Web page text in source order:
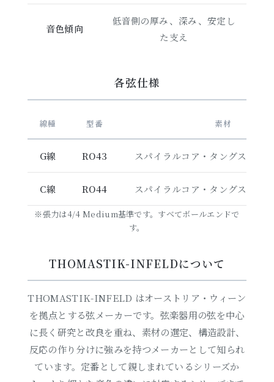
音色傾向
低音側の厚み、深み、安定し
た支え
各弦仕様
線種 型番 素材
G線 RO43 スパイラルコア・タングステン
C線 RO44 スパイラルコア・タングステン
※張力は4/4 Medium基準です。すべてボールエンドで
す。
THOMASTIK-INFELDについて
THOMASTIK-INFELD はオーストリア・ウィーン
を拠点とする弦メーカーです。弦楽器用の弦を中心
に長く研究と改良を重ね、素材の選定、構造設計、
反応の作り分けに強みを持つメーカーとして知られ
ています。定番として親しまれているシリーズか